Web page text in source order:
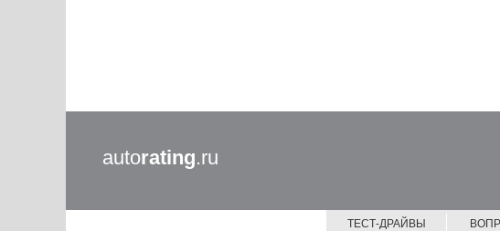
autorating.ru
ТЕСТ-ДРАЙВЫ